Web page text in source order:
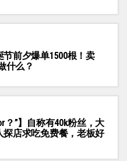
节前夕爆单1500根！卖
什么？
？”】自称有40k粉丝，大
探店求吃免费餐，老板好